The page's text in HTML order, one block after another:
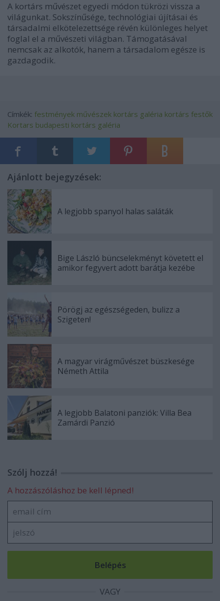
A kortárs művészet egyedi módon tükrözi vissza a
világunkat. Sokszínűsége, technológiai újításai és
társadalmi elkötelezettsége révén különleges helyet
foglal el a művészeti világban. Támogatásával
nemcsak az alkotók, hanem a társadalom egésze is
gazdagodik.
Címkék: festmények művészek kortárs galéria kortárs festők
Kortars budapesti kortárs galéria
Ajánlott bejegyzések:
A legjobb spanyol halas saláták
Bige László büncselekményt követett el
amikor fegyvert adott barátja kezébe
Pörögj az egészségeden, bulizz a
Szigeten!
A magyar virágművészet büszkesége
Németh Attila
A legjobb Balatoni panziók: Villa Bea
Zamárdi Panzió
Szólj hozzá!
A hozzászóláshoz be kell lépned!
VAGY